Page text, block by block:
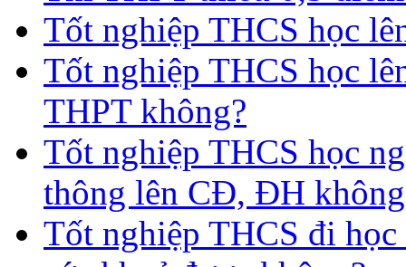
Tốt nghiệp THCS học
Tốt nghiệp THCS học
THPT không?
Tốt nghiệp THCS học
thông lên CĐ, ĐH
Tốt nghiệp THCS đi học